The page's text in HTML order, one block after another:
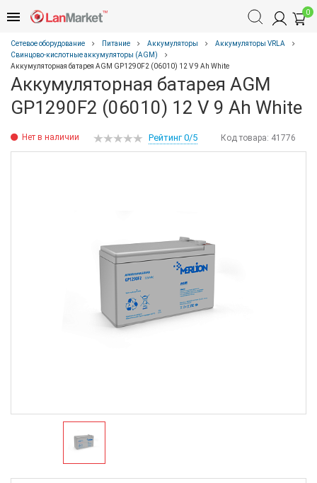
0
Сетевое оборудование Питание Аккумуляторы
Аккумуляторы VRLA
Свинцово-кислотные аккумуляторы (AGM)
Аккумуляторная батарея AGM GP1290F2 (06010) 12 V 9 Ah White
Аккумуляторная батарея AGM
GP1290F2 (06010) 12 V 9 Ah White
Нет в наличии Код товара: 41776
Рейтинг 0/5